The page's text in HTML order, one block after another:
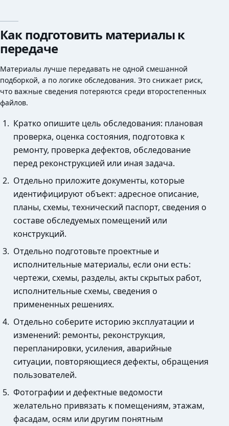
Как подготовить материалы к
передаче
Материалы лучше передавать не одной смешанной
подборкой, а по логике обследования. Это снижает риск,
что важные сведения потеряются среди второстепенных
файлов.
Кратко опишите цель обследования: плановая
проверка, оценка состояния, подготовка к
ремонту, проверка дефектов, обследование
перед реконструкцией или иная задача.
Отдельно приложите документы, которые
идентифицируют объект: адресное описание,
планы, схемы, технический паспорт, сведения о
составе обследуемых помещений или
конструкций.
Отдельно подготовьте проектные и
исполнительные материалы, если они есть:
чертежи, схемы, разделы, акты скрытых работ,
исполнительные схемы, сведения о
примененных решениях.
Отдельно соберите историю эксплуатации и
изменений: ремонты, реконструкция,
перепланировки, усиления, аварийные
ситуации, повторяющиеся дефекты, обращения
пользователей.
Фотографии и дефектные ведомости
желательно привязать к помещениям, этажам,
фасадам, осям или другим понятным